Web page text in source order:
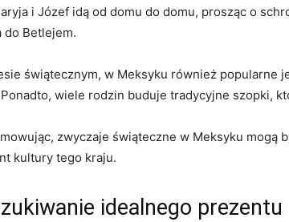
i Józef idą od domu do domu, prosząc o
do Betlejem.
świątecznym, w Meksyku również popularne
Ponadto, wiele rodzin buduje tradycyjne szopki,
zwyczaje świąteczne w Meksyku
kultury tego kraju.
idealnego prezentu